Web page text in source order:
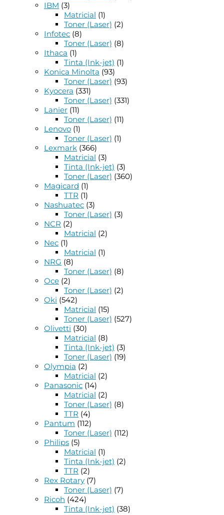
IBM (3)
Matricial (1)
Toner (Laser) (2)
Infotec (8)
Toner (Laser) (8)
Ithaca (1)
Tinta (Ink-jet) (1)
Konica Minolta (93)
Toner (Laser) (93)
Kyocera (331)
Toner (Laser) (331)
Lanier (11)
Toner (Laser) (11)
Lenovo (1)
Toner (Laser) (1)
Lexmark (366)
Matricial (3)
Tinta (Ink-jet) (3)
Toner (Laser) (360)
Magicard (1)
TTR (1)
Nashuatec (3)
Toner (Laser) (3)
NCR (2)
Matricial (2)
Nec (1)
Matricial (1)
NRG (8)
Toner (Laser) (8)
Oce (2)
Toner (Laser) (2)
Oki (542)
Matricial (15)
Toner (Laser) (527)
Olivetti (30)
Matricial (8)
Tinta (Ink-jet) (3)
Toner (Laser) (19)
Olympia (2)
Matricial (2)
Panasonic (14)
Matricial (2)
Toner (Laser) (8)
TTR (4)
Pantum (112)
Toner (Laser) (112)
Philips (5)
Matricial (1)
Tinta (Ink-jet) (2)
TTR (2)
Rex Rotary (7)
Toner (Laser) (7)
Ricoh (424)
Tinta (Ink-jet) (38)